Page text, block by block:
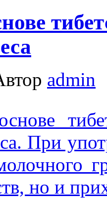
admin